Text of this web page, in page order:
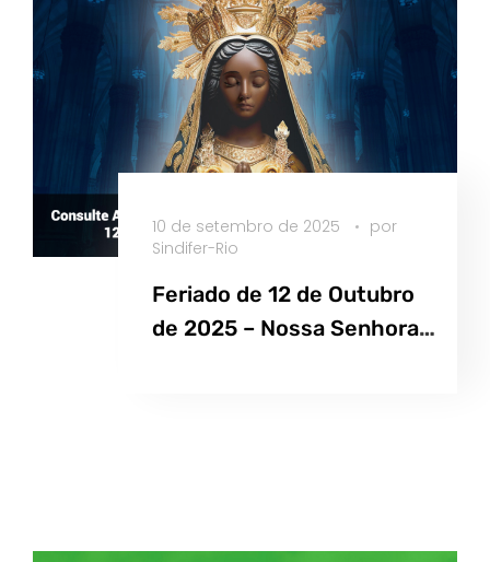
10 de setembro de 2025
por
Sindifer-Rio
Feriado de 12 de Outubro
de 2025 – Nossa Senhora